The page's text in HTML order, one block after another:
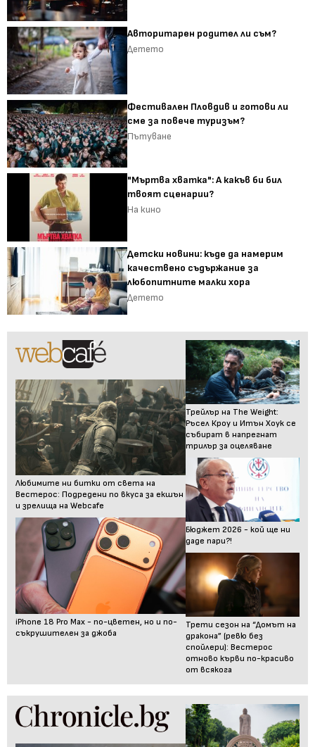
Авторитарен родител ли съм?
Детето
Фестивален Пловдив и готови ли
сме за повече туризъм?
Пътуване
"Мъртва хватка": А какъв би бил
твоят сценарии?
На кино
Детски новини: къде да намерим
качествено съдържание за
любопитните малки хора
Детето
Любимите ни битки от света на
Вестерос: Подредени по вкуса за екшън
и зрелища на Webcafe
iPhone 18 Pro Max - по-цветен, но и по-
съкрушителен за джоба
Трейлър на The Weight:
Ръсел Кроу и Итън Хоук се
събират в напрегнат
трилър за оцеляване
Бюджет 2026 - кой ще ни
даде пари?!
Трети сезон на “Домът на
дракона” (ревю без
спойлери): Вестерос
отново кърви по-красиво
от всякога